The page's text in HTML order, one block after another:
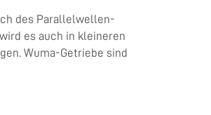
des Parallelwellen-
es auch in kleineren
Wuma-Getriebe sind